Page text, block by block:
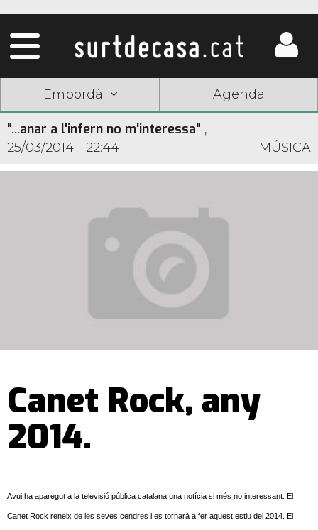
Empordà Agenda
"...anar a l'infern no m'interessa" ,
25/03/2014 - 22:44
MÚSICA
Canet Rock, any
2014.
Avui ha aparegut a la televisió pública catalana una notícia si més no interessant. El
Canet Rock reneix de les seves cendres i es tornarà a fer aquest estiu del 2014. El